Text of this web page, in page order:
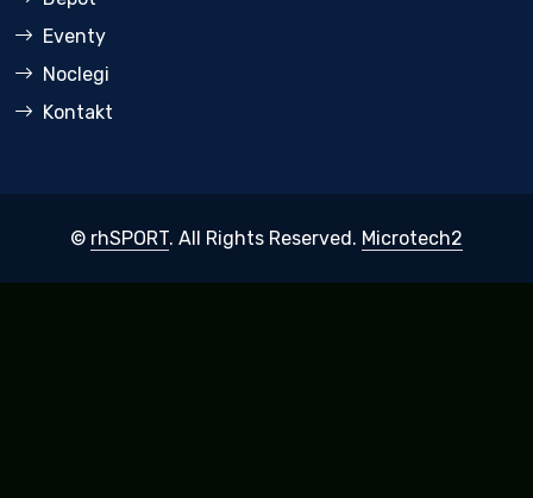
Eventy
Noclegi
Kontakt
© rhSPORT. All Rights Reserved. Microtech2